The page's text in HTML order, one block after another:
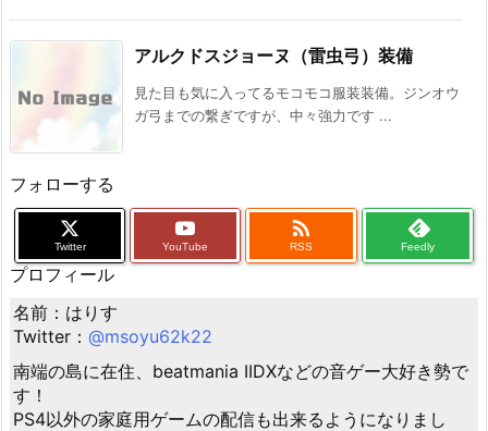
アルクドスジョーヌ（雷虫弓）装備
見た目も気に入ってるモコモコ服装装備。ジンオウ
ガ弓までの繋ぎですが、中々強力です ...
フォローする
Twitter YouTube

RSS Feedly
プロフィール
名前：はりす
Twitter： @msoyu62k22
南端の島に在住、beatmania IIDXなどの音ゲー大好き勢で
す！
PS4以外の家庭用ゲームの配信も出来るようになりまし